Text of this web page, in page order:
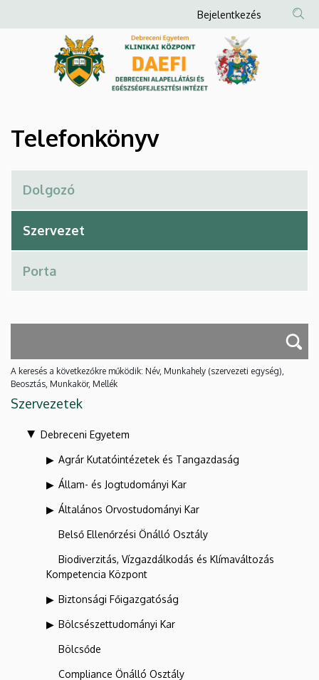
Debreceni
és
Egészségfejlesztési
Intézet
a
Anonim
Felhasználói
fiók
menüje
Bejelentkezés
Telefonkönyv
A keresés a következőkre működik: Név, Munkahely (szervezeti egység),
Beosztás, Munkakör, Mellék
Szervezetek
Debreceni Egyetem
Agrár Kutatóintézetek és Tangazdaság
Állam- és Jogtudományi Kar
Általános Orvostudományi Kar
Belső Ellenőrzési Önálló Osztály
Biodiverzitás, Vízgazdálkodás és Klímaváltozás
Kompetencia Központ
Biztonsági Főigazgatóság
Bölcsészettudományi Kar
Bölcsőde
Compliance Önálló Osztály